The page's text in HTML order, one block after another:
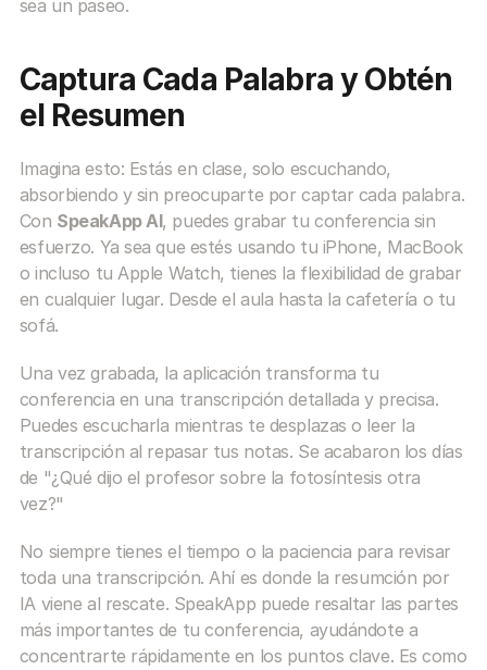
sea un paseo.
Captura Cada Palabra y Obtén
el Resumen
Imagina esto: Estás en clase, solo escuchando,
absorbiendo y sin preocuparte por captar cada palabra.
Con SpeakApp AI, puedes grabar tu conferencia sin
esfuerzo. Ya sea que estés usando tu iPhone, MacBook
o incluso tu Apple Watch, tienes la flexibilidad de grabar
en cualquier lugar. Desde el aula hasta la cafetería o tu
sofá.
Una vez grabada, la aplicación transforma tu
conferencia en una transcripción detallada y precisa.
Puedes escucharla mientras te desplazas o leer la
transcripción al repasar tus notas. Se acabaron los días
de "¿Qué dijo el profesor sobre la fotosíntesis otra
vez?"
No siempre tienes el tiempo o la paciencia para revisar
toda una transcripción. Ahí es donde la resumción por
IA viene al rescate. SpeakApp puede resaltar las partes
más importantes de tu conferencia, ayudándote a
concentrarte rápidamente en los puntos clave. Es como